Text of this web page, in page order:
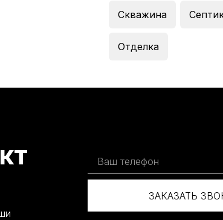
Скважина
Отделка
ЗАКАЗАТЬ